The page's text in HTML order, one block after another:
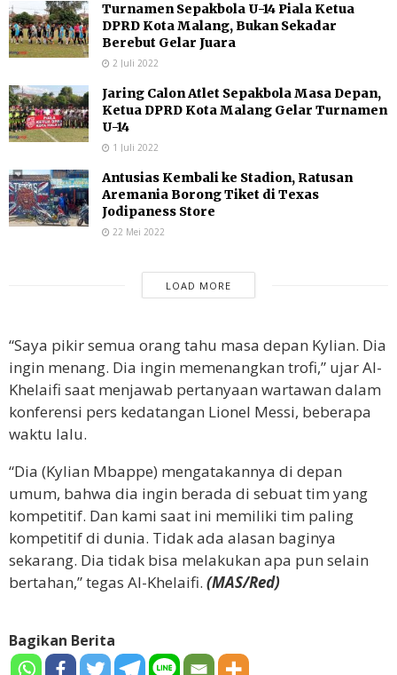
Turnamen Sepakbola U-14 Piala Ketua
DPRD Kota Malang, Bukan Sekadar
Berebut Gelar Juara
2 Juli 2022
Jaring Calon Atlet Sepakbola Masa Depan,
Ketua DPRD Kota Malang Gelar Turnamen
U-14
1 Juli 2022
Antusias Kembali ke Stadion, Ratusan
Aremania Borong Tiket di Texas
Jodipaness Store
22 Mei 2022
LOAD MORE
“Saya pikir semua orang tahu masa depan Kylian. Dia
ingin menang. Dia ingin memenangkan trofi,” ujar Al-
Khelaifi saat menjawab pertanyaan wartawan dalam
konferensi pers kedatangan Lionel Messi, beberapa
waktu lalu.
“Dia (Kylian Mbappe) mengatakannya di depan
umum, bahwa dia ingin berada di sebuat tim yang
kompetitif. Dan kami saat ini memiliki tim paling
kompetitif di dunia. Tidak ada alasan baginya
sekarang. Dia tidak bisa melakukan apa pun selain
bertahan,” tegas Al-Khelaifi. (MAS/Red)
Bagikan Berita